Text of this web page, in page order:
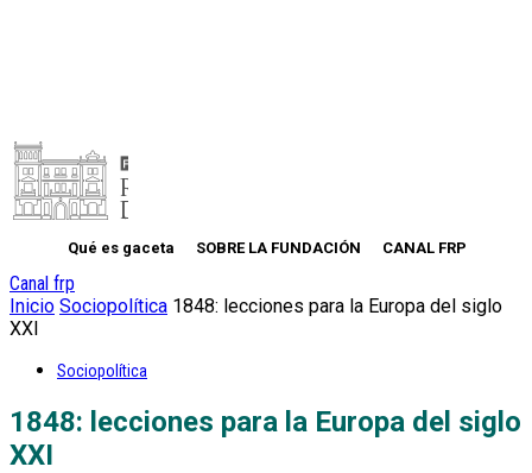
Qué es gaceta SOBRE LA FUNDACIÓN CANAL FRP
Canal frp
Inicio Sociopolítica 1848: lecciones para la Europa del siglo
XXI
Sociopolítica
1848: lecciones para la Europa del siglo
XXI